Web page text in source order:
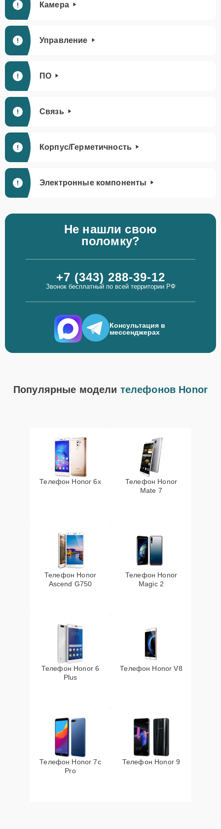
Камера
Управление
ПО
Связь
Корпус/Герметичность
Электронные компоненты
Не нашли свою
поломку?
+7 (343) 288-39-12
Звонок бесплатный по всей территории РФ
Консультация в
мессенджерах
Популярные модели телефонов Honor
Телефон Honor 6x
Телефон Honor
Mate 7
Телефон Honor
Ascend G750
Телефон Honor
Magic 2
Телефон Honor 6
Plus
Телефон Honor V8
Телефон Honor 7c
Pro
Телефон Honor 9